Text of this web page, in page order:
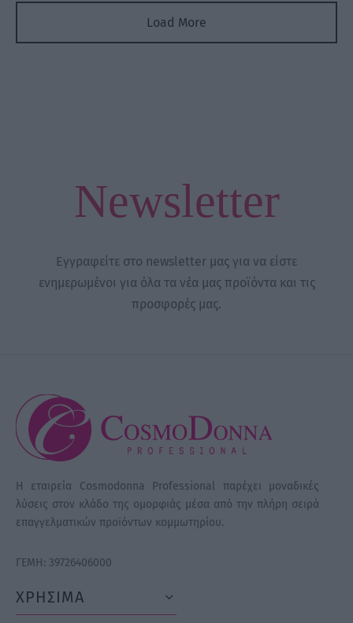
Load More
Newsletter
Εγγραφείτε στο newsletter μας για να είστε
ενημερωμένοι για όλα τα νέα μας προϊόντα και τις
προσφορές μας.
Η εταιρεία Cosmodonna Professional παρέχει μοναδικές
λύσεις στον κλάδο της ομορφιάς μέσα από την πλήρη σειρά
επαγγελματικών προϊόντων κομμωτηρίου.
ΓΕΜΗ: 39726406000
ΧΡΗΣΙΜΑ